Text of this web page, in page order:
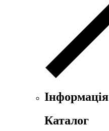
Інформація
Каталог